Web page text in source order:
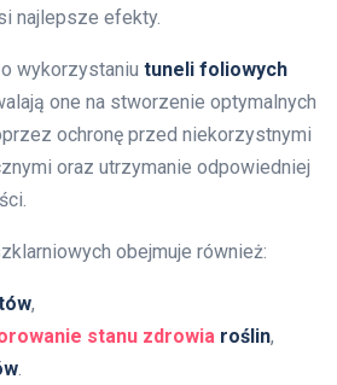
najlepsze efekty.
wykorzystaniu tuneli foliowych
one na stworzenie optymalnych
ochronę przed niekorzystnymi
oraz utrzymanie odpowiedniej
obejmuje również:
,
stanu zdrowia roślin,
.